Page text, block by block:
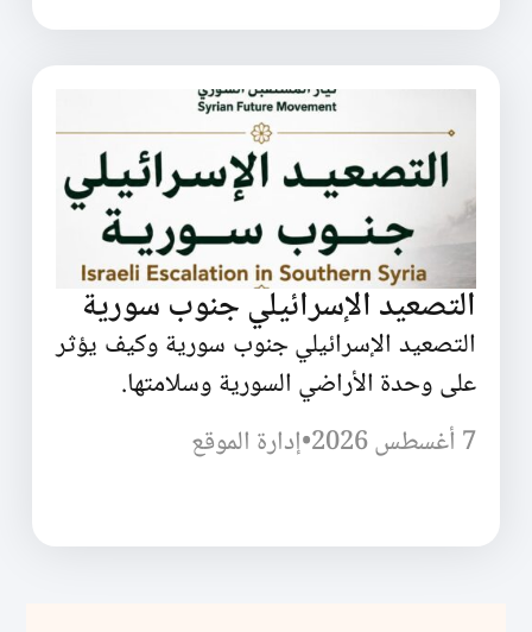
التصعيد الإسرائيلي جنوب سورية
التصعيد الإسرائيلي جنوب سورية وكيف يؤثر
على وحدة الأراضي السورية وسلامتها.
7 أغسطس 2026
•إدارة الموقع